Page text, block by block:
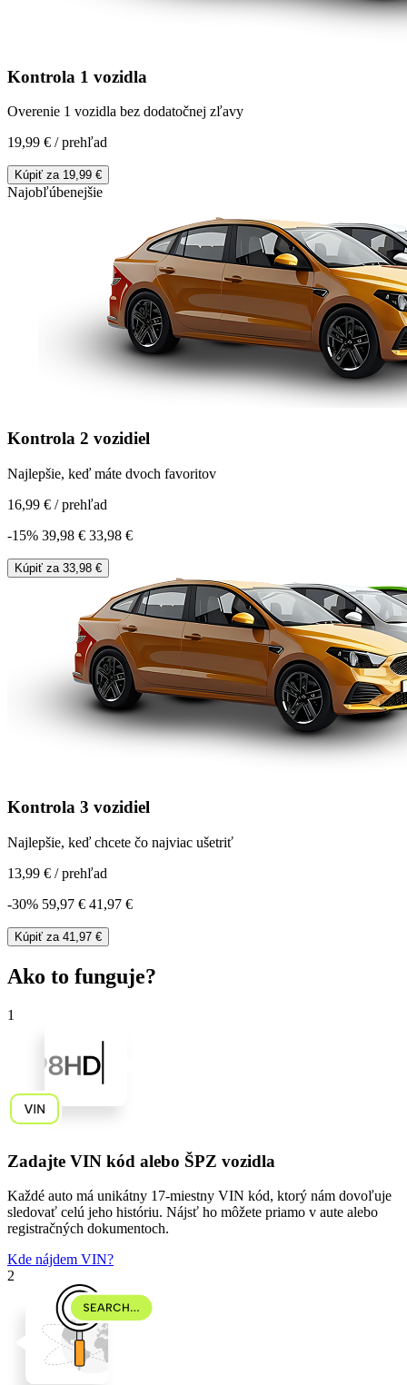
Kontrola 1 vozidla
Overenie 1 vozidla bez dodatočnej zľavy
19,99 € /prehľad
Kúpiť za 19,99 €
Najobľúbenejšie
Kontrola 2 vozidiel
Najlepšie, keď máte dvoch favoritov
16,99 € /prehľad
-15% 39,98 € 33,98 €
Kúpiť za 33,98 €
Kontrola 3 vozidiel
Najlepšie, keď chcete čo najviac ušetriť
13,99 € /prehľad
-30% 59,97 € 41,97 €
Kúpiť za 41,97 €
Ako to funguje?
1
Zadajte VIN kód alebo ŠPZ vozidla
Každé auto má unikátny 17-miestny VIN kód, ktorý nám dovoľuje
sledovať celú jeho históriu. Nájsť ho môžete priamo v aute alebo
registračných dokumentoch.
Kde nájdem VIN?
2